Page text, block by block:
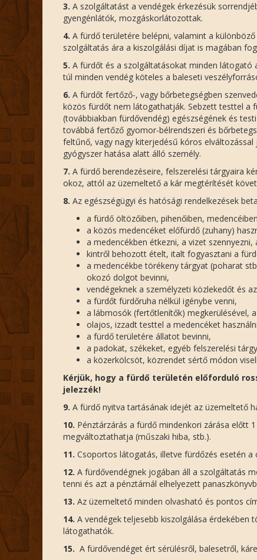
3. A szolgáltatást a vendégek érkezésük
gyengénlátók, mozgáskorlátozottak.
4. A fürdő területére belépni, valamint a
szolgáltatás ára a kiszolgálási díjat is magában
5. A fürdőt és a szolgáltatásokat minden látogató
túl minden vendég köteles a baleseti
6. A fürdőt fertőző-, vagy bőrbetegségben
közös fürdőt nem látogathatják. Sebzett testtel a
(továbbiakban fürdővendég) egészségének és
továbbá fertőző gyomor-bélrendszeri és
feltűnő, vagy nagy kiterjedésű kóros
gyógyszer hatása alatt álló személy.
7. A fürdő berendezéseire, felszerelési tárgyaira
okoz, attól az üzemeltető a kár megtérítését
8. Az egészségügyi és hatósági rendelkezések
a fürdő öltözőiben, pihenőiben,
a közös medencéket előfürdő (zuhany)
a medencékben étkezni, a vizet
kintről behozott ételt, italt fogyasztani a
a medencékbe törékeny tárgyat (poharat
okozó dolgot bevinni,
vendégeknek a személyzeti közlekedőt és
a fürdőt fürdőruha nélkül igénybe venni,
a lábmosók (fertőtlenítők) megkerülésével,
olajos, izzadt testtel a medencéket
a fürdő területére állatot bevinni,
a padokat, székeket, egyéb felszerelési
a közerkölcsöt, közrendet sértő módon
Kérjük, hogy a fürdő területén előforduló
jelezzék!
9. A fürdő nyitva tartásának idejét az üzemeltető
10. Pénztárzárás a fürdő mindenkori zárása előtt
megváltoztathatja (műszaki hiba, stb.).
11. Csoportos látogatás, illetve fürdőzés esetén
12. A fürdővendégnek jogában áll a szolgáltatás
tenni és azt a pénztárnál elhelyezett
13. Az üzemeltető minden olvasható és pontos
14. A vendégek teljesebb kiszolgálása érdekében
látogathatók.
15. A fürdővendéget ért sérülésről, balesetről,